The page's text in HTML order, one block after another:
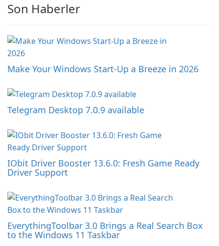
Son Haberler
Make Your Windows Start-Up a Breeze in 2026
Telegram Desktop 7.0.9 available
IObit Driver Booster 13.6.0: Fresh Game Ready
Driver Support
EverythingToolbar 3.0 Brings a Real Search Box
to the Windows 11 Taskbar